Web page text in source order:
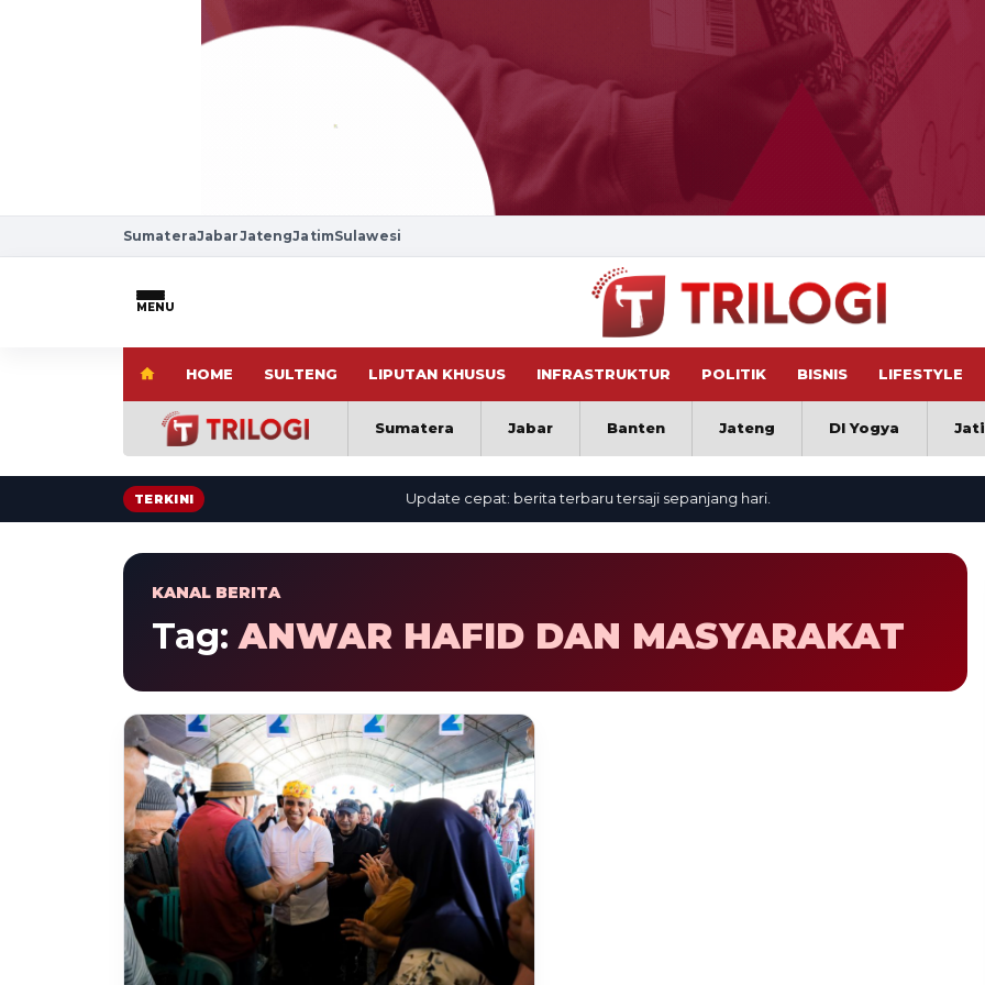
SumateraJabarJatengJatimSulawesi
MENU
HOME SULTENG LIPUTAN KHUSUS INFRASTRUKTUR POLITIK BISNIS LIFESTYLE
Sumatera Jabar Banten Jateng DI Yogya
TERKINI Update cepat: berita terbaru tersaji sepanjang hari.
KANAL BERITA
Tag: ANWAR HAFID DAN MASYARAKAT